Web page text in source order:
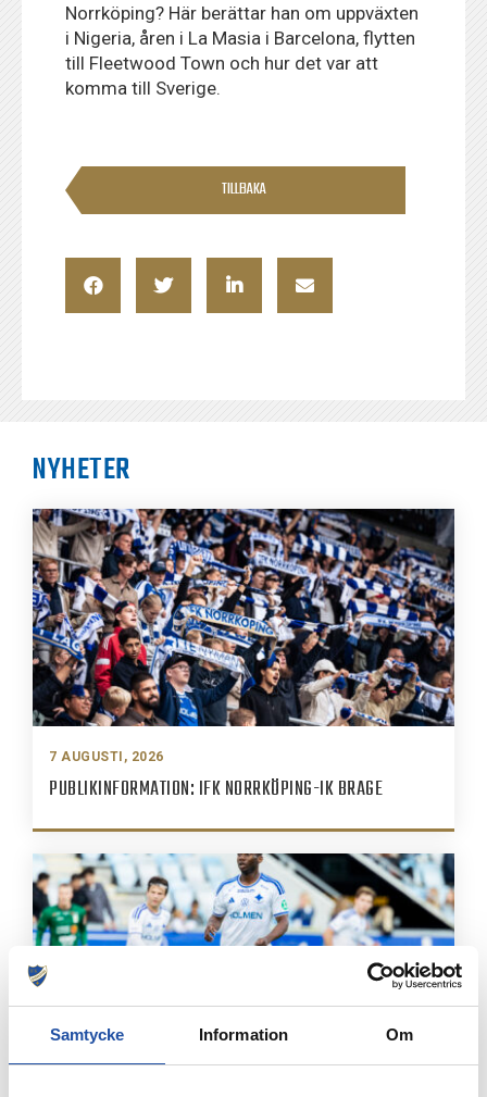
Samtycke Information Om
Norrköping? Här berättar han om uppväxten
i Nigeria, åren i La Masia i Barcelona, flytten
till Fleetwood Town och hur det var att
komma till Sverige.
TILLBAKA
NYHETER
7 AUGUSTI, 2026
PUBLIKINFORMATION: IFK NORRKÖPING-IK BRAGE